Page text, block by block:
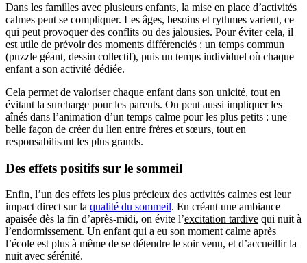
Dans les familles avec plusieurs enfants, la mise en place d’activités
calmes peut se compliquer. Les âges, besoins et rythmes varient, ce
qui peut provoquer des conflits ou des jalousies. Pour éviter cela, il
est utile de prévoir des moments différenciés : un temps commun
(puzzle géant, dessin collectif), puis un temps individuel où chaque
enfant a son activité dédiée.
Cela permet de valoriser chaque enfant dans son unicité, tout en
évitant la surcharge pour les parents. On peut aussi impliquer les
aînés dans l’animation d’un temps calme pour les plus petits : une
belle façon de créer du lien entre frères et sœurs, tout en
responsabilisant les plus grands.
Des effets positifs sur le sommeil
Enfin, l’un des effets les plus précieux des activités calmes est leur
impact direct sur la qualité du sommeil. En créant une ambiance
apaisée dès la fin d’après-midi, on évite l’excitation tardive qui nuit à
l’endormissement. Un enfant qui a eu son moment calme après
l’école est plus à même de se détendre le soir venu, et d’accueillir la
nuit avec sérénité.